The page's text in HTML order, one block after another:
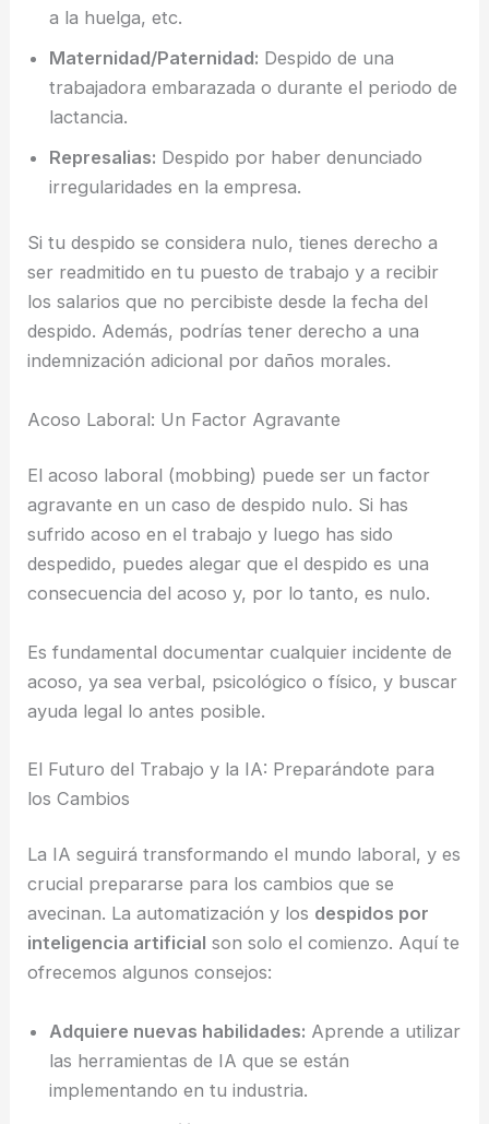
a la huelga, etc.
Maternidad/Paternidad: Despido de una
trabajadora embarazada o durante el periodo de
lactancia.
Represalias: Despido por haber denunciado
irregularidades en la empresa.
Si tu despido se considera nulo, tienes derecho a
ser readmitido en tu puesto de trabajo y a recibir
los salarios que no percibiste desde la fecha del
despido. Además, podrías tener derecho a una
indemnización adicional por daños morales.
Acoso Laboral: Un Factor Agravante
El acoso laboral (mobbing) puede ser un factor
agravante en un caso de despido nulo. Si has
sufrido acoso en el trabajo y luego has sido
despedido, puedes alegar que el despido es una
consecuencia del acoso y, por lo tanto, es nulo.
Es fundamental documentar cualquier incidente de
acoso, ya sea verbal, psicológico o físico, y buscar
ayuda legal lo antes posible.
El Futuro del Trabajo y la IA: Preparándote para
los Cambios
La IA seguirá transformando el mundo laboral, y es
crucial prepararse para los cambios que se
avecinan. La automatización y los despidos por
inteligencia artificial son solo el comienzo. Aquí te
ofrecemos algunos consejos:
Adquiere nuevas habilidades: Aprende a utilizar
las herramientas de IA que se están
implementando en tu industria.